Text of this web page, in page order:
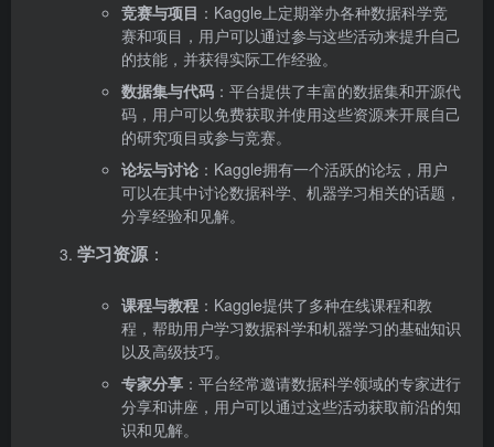
竞赛与项目 ：Kaggle上定期举办各种数据科学竞
赛和项目，用户可以通过参与这些活动来提升自己
的技能，并获得实际工作经验。
数据集与代码 ：平台提供了丰富的数据集和开源代
码，用户可以免费获取并使用这些资源来开展自己
的研究项目或参与竞赛。
论坛与讨论 ：Kaggle拥有一个活跃的论坛，用户
可以在其中讨论数据科学、机器学习相关的话题，
分享经验和见解。
学习资源：
课程与教程 ：Kaggle提供了多种在线课程和教
程，帮助用户学习数据科学和机器学习的基础知识
以及高级技巧。
专家分享 ：平台经常邀请数据科学领域的专家进行
分享和讲座，用户可以通过这些活动获取前沿的知
识和见解。